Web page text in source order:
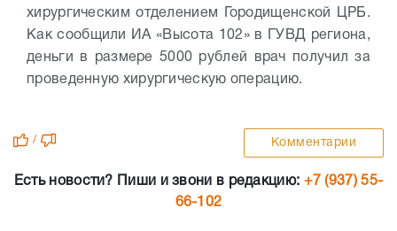
хирургическим отделением Городищенской ЦРБ.
Как сообщили ИА «Высота 102» в ГУВД региона,
деньги в размере 5000 рублей врач получил за
проведенную хирургическую операцию.
/ Комментарии
Есть новости? Пиши и звони в редакцию: +7 (937) 55-
66-102